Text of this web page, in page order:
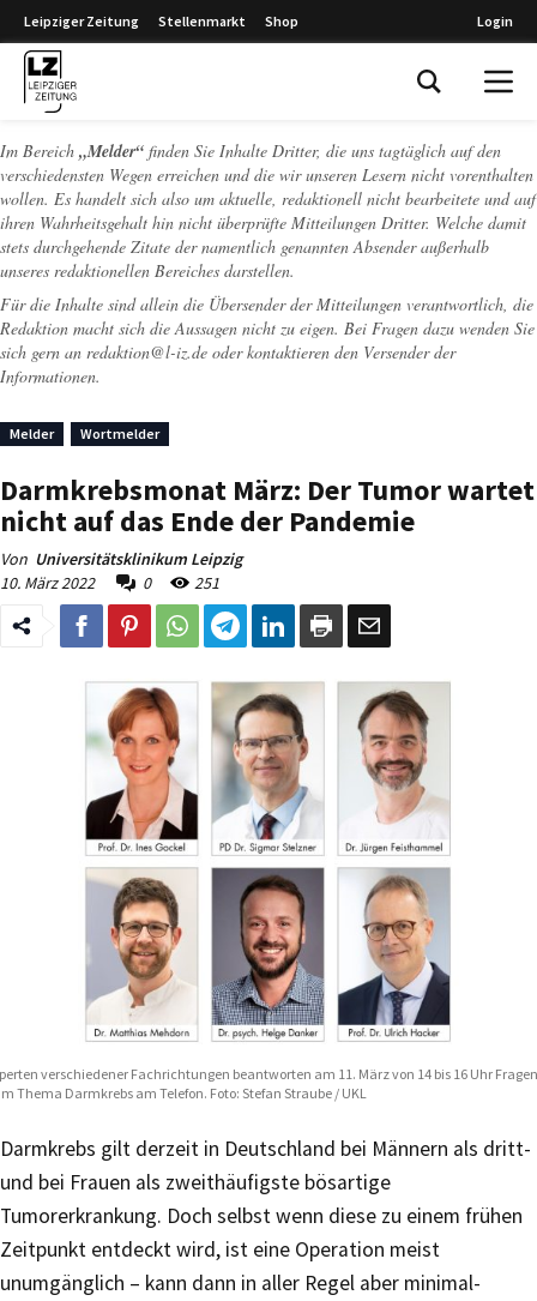
Leipziger Zeitung Stellenmarkt Shop Login
Im Bereich „Melder“ finden Sie Inhalte Dritter, die uns tagtäglich auf den
verschiedensten Wegen erreichen und die wir unseren Lesern nicht vorenthalten
wollen. Es handelt sich also um aktuelle, redaktionell nicht bearbeitete und auf
ihren Wahrheitsgehalt hin nicht überprüfte Mitteilungen Dritter. Welche damit
stets durchgehende Zitate der namentlich genannten Absender außerhalb
unseres redaktionellen Bereiches darstellen.
Für die Inhalte sind allein die Übersender der Mitteilungen verantwortlich, die
Redaktion macht sich die Aussagen nicht zu eigen. Bei Fragen dazu wenden Sie
sich gern an redaktion@l-iz.de oder kontaktieren den Versender der
Informationen.
Melder Wortmelder
Darmkrebsmonat März: Der Tumor wartet
nicht auf das Ende der Pandemie
Von Universitätsklinikum Leipzig
10. März 2022
0 251
verschiedener Fachrichtungen beantworten am 11. März von 14 bis 16 Uhr Fragen
Thema Darmkrebs am Telefon. Foto: Stefan Straube / UKL
Darmkrebs gilt derzeit in Deutschland bei Männern als dritt-
und bei Frauen als zweithäufigste bösartige
Tumorerkrankung. Doch selbst wenn diese zu einem frühen
Zeitpunkt entdeckt wird, ist eine Operation meist
unumgänglich – kann dann in aller Regel aber minimal-